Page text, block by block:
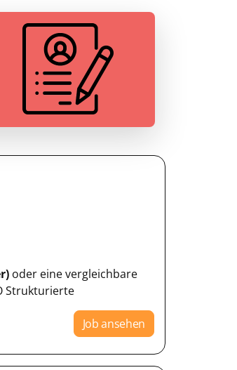
oder eine vergleichbare
Strukturierte
Job ansehen